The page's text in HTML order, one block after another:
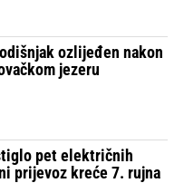
ozlijeđen nakon
jezeru
pet električnih
prijevoz kreće 7. rujna